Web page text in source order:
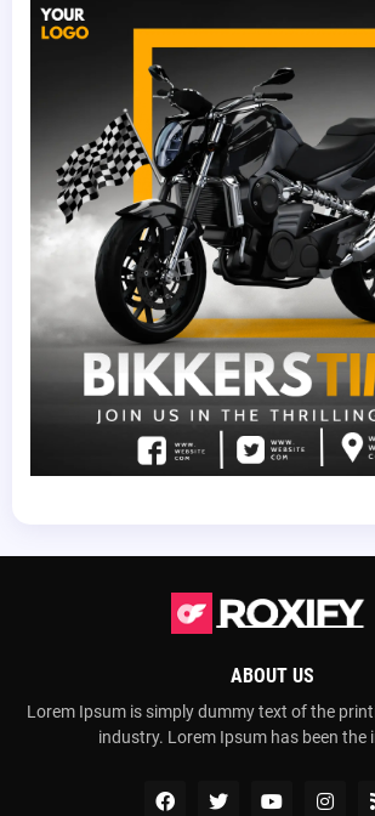
ABOUT US
Lorem Ipsum is simply dummy text of the
industry. Lorem Ipsum has been the